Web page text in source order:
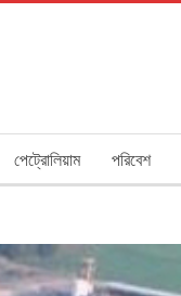
পেট্রোলিয়াম পরিবেশ